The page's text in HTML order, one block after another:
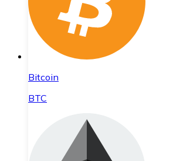
Bitcoin
BTC